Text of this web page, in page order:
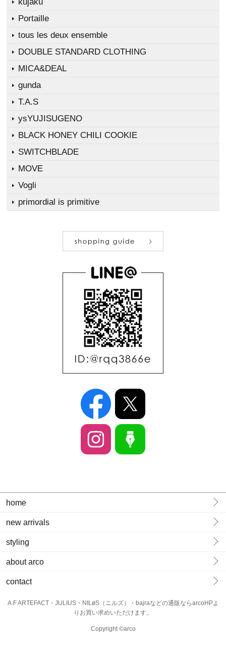
Portaille
tous les deux ensemble
DOUBLE STANDARD CLOTHING
MICA&DEAL
gunda
T.A.S
ysYUJISUGENO
BLACK HONEY CHILI COOKIE
SWITCHBLADE
MOVE
Vogli
primordial is primitive
home
new arrivals
styling
about arco
contact
A.F ARTEFACT・JULIUS・NILøS（ニルズ）・bajraなどの通販ならarcoHPよ
りお買い求めいただけます。
Copyright ©arco